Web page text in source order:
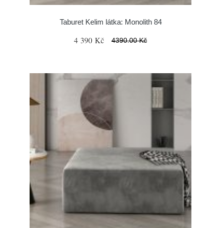
Taburet Kelim látka: Monolith 84
4 390 Kč 4390.00 Kč